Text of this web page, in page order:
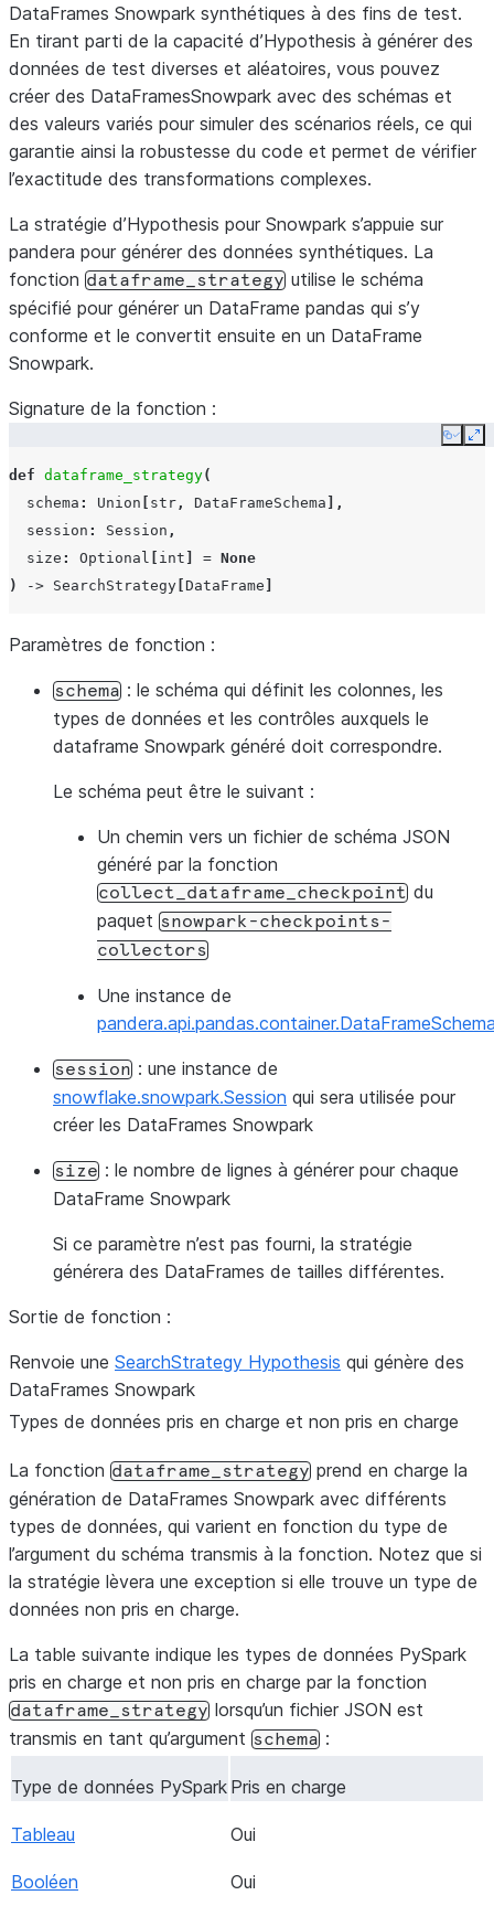
DataFrames Snowpark synthétiques à des fins de test.
En tirant parti de la capacité d’Hypothesis à générer des
données de test diverses et aléatoires, vous pouvez
créer des DataFramesSnowpark avec des schémas et
des valeurs variés pour simuler des scénarios réels, ce qui
garantie ainsi la robustesse du code et permet de vérifier
l’exactitude des transformations complexes.
La stratégie d’Hypothesis pour Snowpark s’appuie sur
pandera pour générer des données synthétiques. La
fonction dataframe_strategy utilise le schéma
spécifié pour générer un DataFrame pandas qui s’y
conforme et le convertit ensuite en un DataFrame
Snowpark.
Signature de la fonction :
Copy
def dataframe_strategy(
schema : Union str , DataFrameSchema ],
session : Session ,
size : Optional int = None
)
-> SearchStrategy DataFrame
Paramètres de fonction :
schema : le schéma qui définit les colonnes, les
types de données et les contrôles auxquels le
dataframe Snowpark généré doit correspondre.
Le schéma peut être le suivant :
Un chemin vers un fichier de schéma JSON
généré par la fonction
collect_dataframe_checkpoint du
paquet snowpark-checkpoints-
collectors
Une instance de
session : une instance de
snowflake.snowpark.Session qui sera utilisée pour
créer les DataFrames Snowpark
size : le nombre de lignes à générer pour chaque
DataFrame Snowpark
Si ce paramètre n’est pas fourni, la stratégie
générera des DataFrames de tailles différentes.
Sortie de fonction :
Renvoie une SearchStrategy Hypothesis qui génère des
DataFrames Snowpark
Types de données pris en charge et non pris en charge
La fonction dataframe_strategy prend en charge la
génération de DataFrames Snowpark avec différents
types de données, qui varient en fonction du type de
l’argument du schéma transmis à la fonction. Notez que si
la stratégie lèvera une exception si elle trouve un type de
données non pris en charge.
La table suivante indique les types de données PySpark
pris en charge et non pris en charge par la fonction
dataframe_strategy lorsqu’un fichier JSON est
transmis en tant qu’argument schema :
Type de données PySpark Pris en charge
Tableau Oui
Booléen Oui